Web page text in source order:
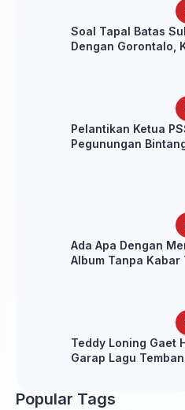
Soal Tapal Batas
Dengan Gorontalo,
Pelantikan Ketua
Pegunungan
Ada Apa Dengan
Album Tanpa Kabar
Teddy Loning Gaet
Garap Lagu
Popular Tags